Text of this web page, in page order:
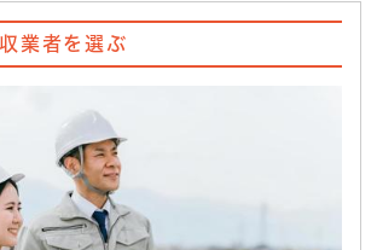
業者を選ぶ